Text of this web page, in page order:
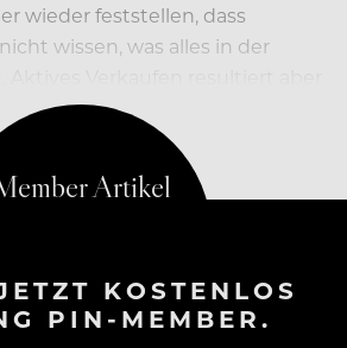
wieder feststellen, dass
wissen, was alles in der
denn nur dann…
KOSTENLOS
PIN-MEMBER.